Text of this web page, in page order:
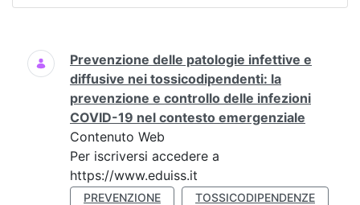
Ricerca
Prevenzione delle patologie infettive e
diffusive nei tossicodipendenti: la
prevenzione e controllo delle infezioni
COVID-19 nel contesto emergenziale
Contenuto Web
Per iscriversi accedere a
https://www.eduiss.it
PREVENZIONE
TOSSICODIPENDENZE